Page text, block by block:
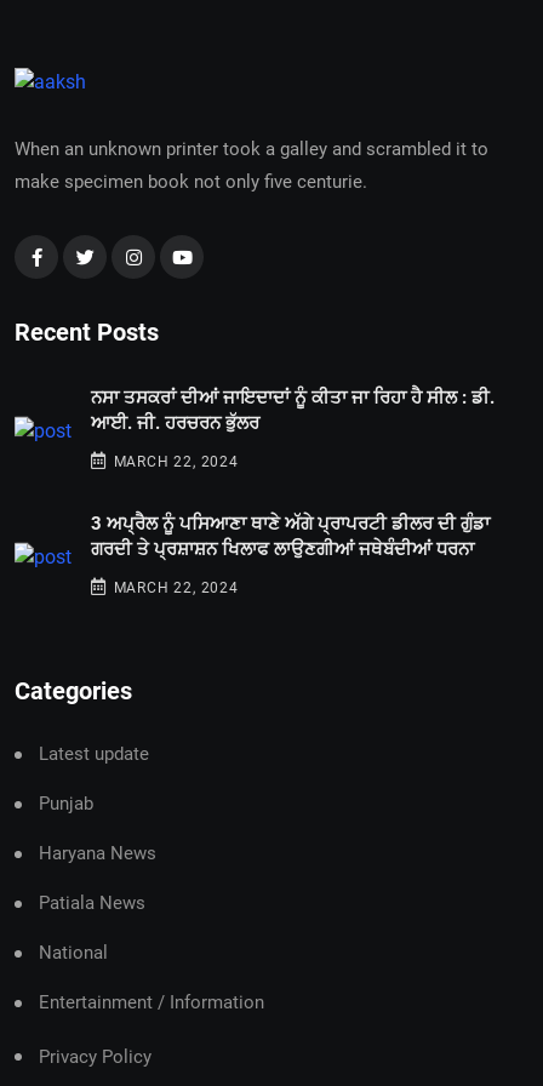
When an unknown printer took a galley and scrambled it to
make specimen book not only five centurie.
Recent Posts
ਨਸਾ ਤਸਕਰਾਂ ਦੀਆਂ ਜਾਇਦਾਦਾਂ ਨੂੰ ਕੀਤਾ ਜਾ ਰਿਹਾ ਹੈ ਸੀਲ : ਡੀ.
ਆਈ. ਜੀ. ਹਰਚਰਨ ਭੁੱਲਰ
MARCH 22, 2024
3 ਅਪ੍ਰੈਲ ਨੂੰ ਪਸਿਆਣਾ ਥਾਣੇ ਅੱਗੇ ਪ੍ਰਾਪਰਟੀ ਡੀਲਰ ਦੀ ਗੁੰਡਾ
ਗਰਦੀ ਤੇ ਪ੍ਰਸ਼ਾਸ਼ਨ ਖਿਲਾਫ ਲਾਉਣਗੀਆਂ ਜਥੇਬੰਦੀਆਂ ਧਰਨਾ
MARCH 22, 2024
Categories
Latest update
Punjab
Haryana News
Patiala News
National
Entertainment / Information
Privacy Policy